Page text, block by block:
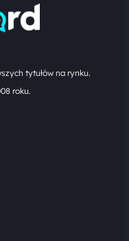
tytułów na rynku.
roku.